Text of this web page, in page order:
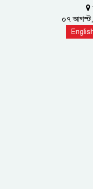
০৭ আগস্ট,